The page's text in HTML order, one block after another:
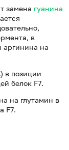
замена гуанина
в
аргинина на
в позиции
белок F7.
на глутамин в
F7.